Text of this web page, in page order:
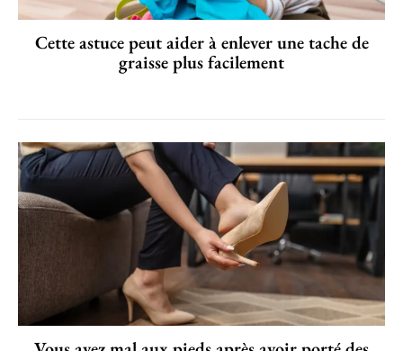
Cette astuce peut aider à enlever une tache de
graisse plus facilement